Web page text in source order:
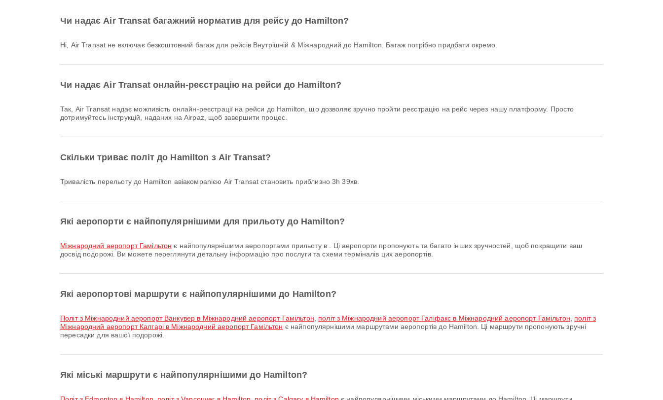
Чи надає Air Transat багажний норматив для рейсу до Hamilton?
Ні, Air Transat не включає безкоштовний багаж для рейсів Внутрішній & Міжнародний до Hamilton. Багаж потрібно придбати окремо.
Чи надає Air Transat онлайн-реєстрацію на рейси до Hamilton?
Так, Air Transat надає можливість онлайн-реєстрації на рейси до Hamilton, що дозволяє зручно пройти реєстрацію на рейс через нашу платформу. Просто
дотримуйтесь інструкцій, наданих на Airpaz, щоб завершити процес.
Скільки триває політ до Hamilton з Air Transat?
Тривалість перельоту до Hamilton авіакомpanією Air Transat становить приблизно 3h 39хв.
Які аеропорти є найпопулярнішими для прильоту до Hamilton?
Міжнародний аеропорт Гамільтон є найпопулярнішими аеропортами прильоту в . Ці аеропорти пропонують та багато інших зручностей, щоб покращити ваш
досвід подорожі. Ви можете переглянути детальну інформацію про послуги та схеми терміналів цих аеропортів.
Які аеропортові маршрути є найпопулярнішими до Hamilton?
політ з Міжнародний аеропорт Ванкувер в Міжнародний аеропорт Гамільтон політ з Міжнародний аеропорт Галіфакс в Міжнародний аеропорт Гамільтон
політ з
Міжнародний аеропорт Калгарі в Міжнародний аеропорт Гамільтон є найпопулярнішими маршрутами аеропортів до Hamilton. Ці маршрути пропонують зручні
пересадки для вашої подорожі.
Які міські маршрути є найпопулярнішими до Hamilton?